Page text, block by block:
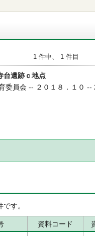
1 件中、 1 件目
台遺跡ｃ地点
委員会 -- ２０１８．１０ --
です。
資料コード